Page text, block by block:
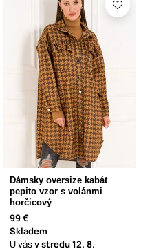
Dámsky oversize kabát
pepito vzor s volánmi
horčicový
99 €
Skladem
U vásv stredu12. 8.